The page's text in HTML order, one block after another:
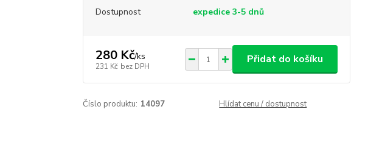
Dostupnost expedice 3-5 dnů
280 Kč/ks
231 Kč bez DPH
Přidat do košíku
Číslo produktu: 14097 Hlídat cenu / dostupnost